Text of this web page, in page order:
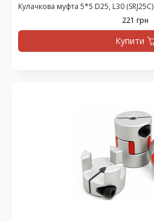
Кулачкова муфта 5*5 D25, L30 (SRJ25C)
221 грн
Купити